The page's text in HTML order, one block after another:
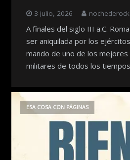
3 julio, 2026 nochederock
A finales del siglo III a.C.
ser aniquilada por los
mando de uno de los
militares de todos los
ESA COSA CON PÁGINAS